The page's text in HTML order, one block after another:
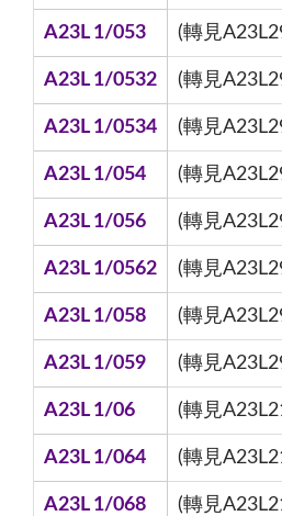
A23L 1/053 (轉見
A23L 1/0532 (轉見
A23L 1/0534 (轉見
A23L 1/054 (轉見
A23L 1/056 (轉見
A23L 1/0562 (轉見
A23L 1/058 (轉見
A23L 1/059 (轉見
A23L 1/06 (轉見
A23L 1/064 (轉見
A23L 1/068 (轉見